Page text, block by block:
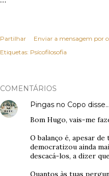
Partilhar
Enviar a mensagem por
Etiquetas: Psícofilosofia
COMENTÁRIOS
Pingas no Copo disse…
Bom Hugo, vais-me
O balanço é, apesar
democratizou ainda
descacá-los, a dizer
Quantos às tuas